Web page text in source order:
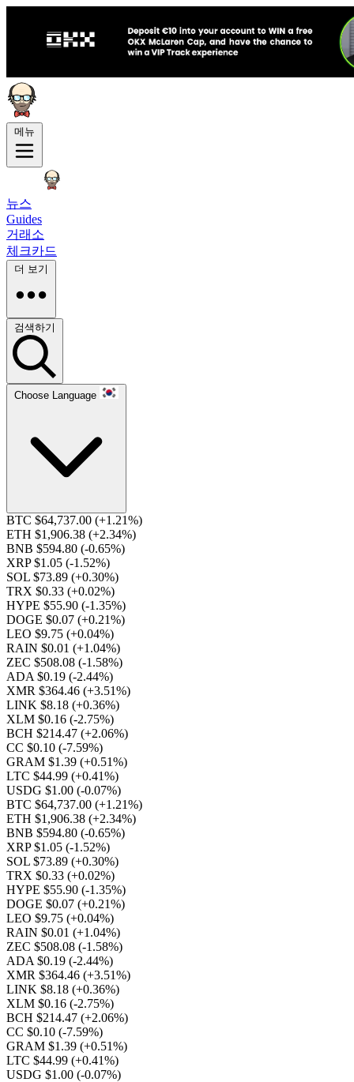
메뉴
뉴스
Guides
거래소
체크카드
더 보기
검색하기
Choose Language
BTC $64,737.00 (+1.21%)
ETH $1,906.38 (+2.34%)
BNB $594.80 (-0.65%)
XRP $1.05 (-1.52%)
SOL $73.89 (+0.30%)
TRX $0.33 (+0.02%)
HYPE $55.90 (-1.35%)
DOGE $0.07 (+0.21%)
LEO $9.75 (+0.04%)
RAIN $0.01 (+1.04%)
ZEC $508.08 (-1.58%)
ADA $0.19 (-2.44%)
XMR $364.46 (+3.51%)
LINK $8.18 (+0.36%)
XLM $0.16 (-2.75%)
BCH $214.47 (+2.06%)
CC $0.10 (-7.59%)
GRAM $1.39 (+0.51%)
LTC $44.99 (+0.41%)
USDG $1.00 (-0.07%)
BTC $64,737.00 (+1.21%)
ETH $1,906.38 (+2.34%)
BNB $594.80 (-0.65%)
XRP $1.05 (-1.52%)
SOL $73.89 (+0.30%)
TRX $0.33 (+0.02%)
HYPE $55.90 (-1.35%)
DOGE $0.07 (+0.21%)
LEO $9.75 (+0.04%)
RAIN $0.01 (+1.04%)
ZEC $508.08 (-1.58%)
ADA $0.19 (-2.44%)
XMR $364.46 (+3.51%)
LINK $8.18 (+0.36%)
XLM $0.16 (-2.75%)
BCH $214.47 (+2.06%)
CC $0.10 (-7.59%)
GRAM $1.39 (+0.51%)
LTC $44.99 (+0.41%)
USDG $1.00 (-0.07%)